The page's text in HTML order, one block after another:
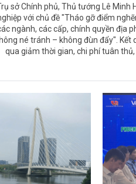
sở Chính phủ, Thủ tướng Lê
với chủ đề "Tháo gỡ điểm
ngành, các cấp, chính quyền địa
né tránh – không đùn đẩy".
qua giảm thời gian, chi phí tuân